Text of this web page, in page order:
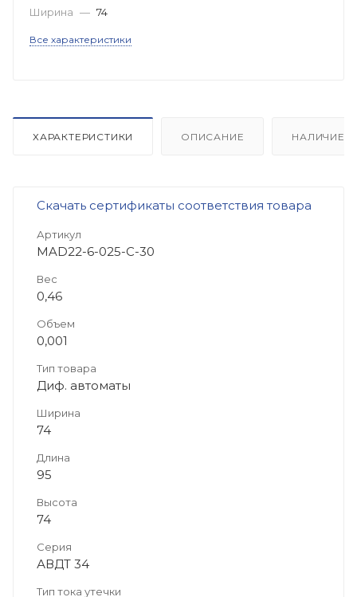
Ширина — 74
Все характеристики
ХАРАКТЕРИСТИКИ ОПИСАНИЕ НАЛИЧИЕ
Скачать сертификаты соответствия товара
Артикул
MAD22-6-025-C-30
Вес
0,46
Объем
0,001
Тип товара
Диф. автоматы
Ширина
74
Длина
95
Высота
74
Серия
АВДТ 34
Тип тока утечки